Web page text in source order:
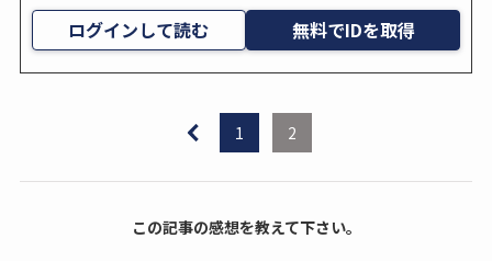
ログインして読む 無料でIDを取得
1 2
この記事の感想を教えて下さい。